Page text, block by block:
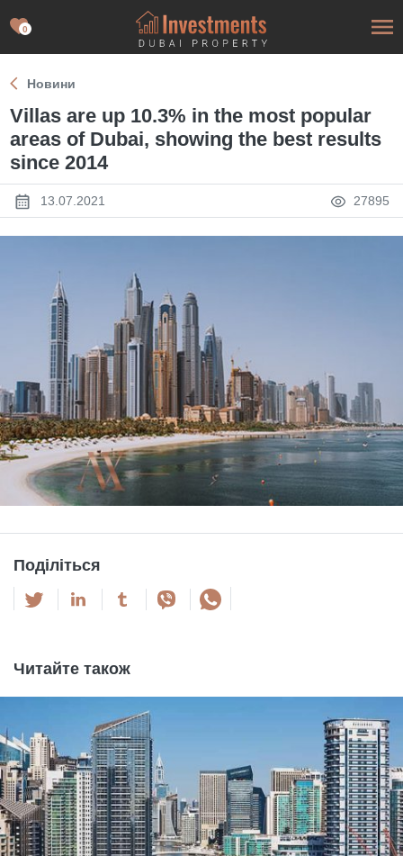
0
Новини
Villas are up 10.3% in the most popular
areas of Dubai, showing the best results
since 2014
13.07.2021 27895
Поділіться
Читайте також